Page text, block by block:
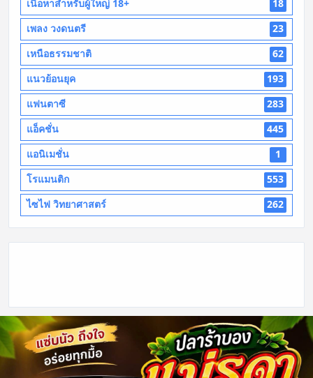
เนื้อหาสำหรับผู้ใหญ่ 18+
18
เพลง วงดนตรี
23
เหนือธรรมชาติ
62
แนวย้อนยุค
193
แฟนตาซี
283
แอ็คชั่น
445
แอนิเมชั่น
1
โรแมนติก
553
ไซไฟ วิทยาศาสตร์
262